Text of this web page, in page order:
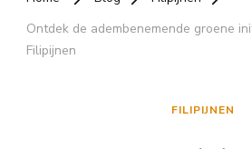
Ontdek de adembenemende groene
Filipijnen
FILIPIJNEN